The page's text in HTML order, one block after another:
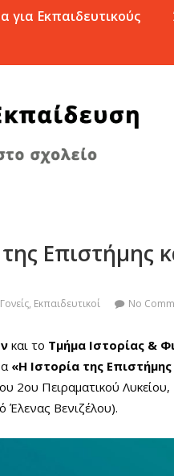
για Εκπαιδευτικούς
Επιστήμης
Γονείς, Εκπαιδευτικοί No
και το Τμήμα Ιστορίας &
«Η Ιστορία της
2ου Πειραματικού
Έλενας Βενιζέλου).